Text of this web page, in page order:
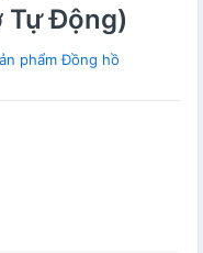
Tự Động)
phẩm Đồng hồ